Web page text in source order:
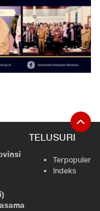
TELUSURI
Terpopuler
Indeks